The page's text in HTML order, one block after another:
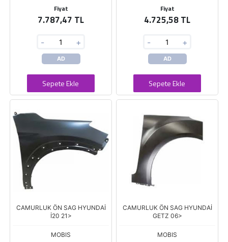
Fiyat
7.787,47 TL
- +
AD
Sepete Ekle
Fiyat
4.725,58 TL
- +
AD
Sepete Ekle
CAMURLUK ÖN SAG HYUNDAİ
İ20 21>
MOBIS
CAMURLUK ÖN SAG HYUNDAİ
GETZ 06>
MOBIS